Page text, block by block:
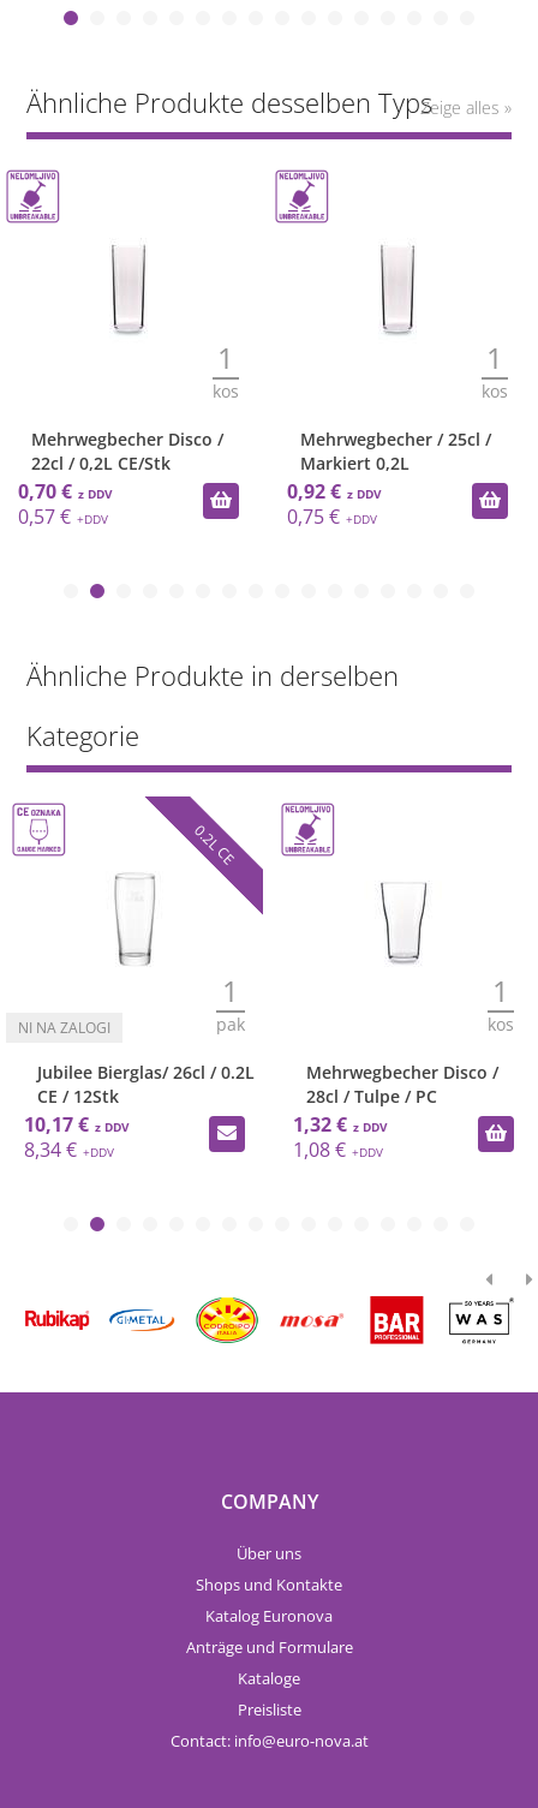
Ähnliche Produkte desselben TypsZeige alles »
1
kos
Mehrwegbecher Disco /
22cl / 0,2L CE/Stk
0,70 €
0,57 €
1
kos
Mehrwegbecher / 25cl /
Markiert 0,2L
0,92 €
0,75 €
Ähnliche Produkte in derselben
Kategorie
1
pak
0.2L CE
Jubilee Bierglas/ 26cl / 0.2L
CE / 12Stk
10,17 €
8,34 €
1
kos
Mehrwegbecher Disco /
28cl / Tulpe / PC
1,32 €
1,08 €
COMPANY
Über uns
Shops und Kontakte
Katalog Euronova
Anträge und Formulare
Kataloge
Preisliste
Contact: info euro-nova.at